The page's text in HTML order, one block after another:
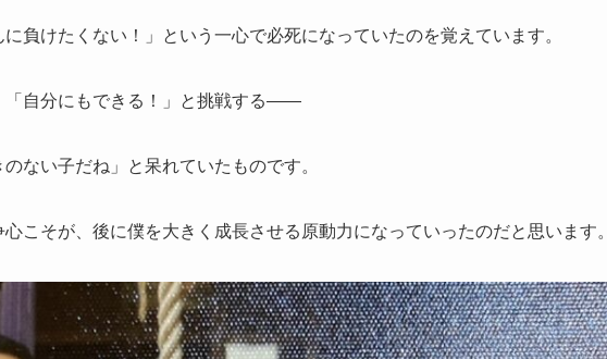
負けたくない！」という一心で必死になっていたのを覚えています。
「自分にもできる！」と挑戦する――
ない子だね」と呆れていたものです。
こそが、後に僕を大きく成長させる原動力になっていったのだと思います。